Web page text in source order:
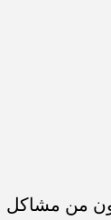
من مشاكل